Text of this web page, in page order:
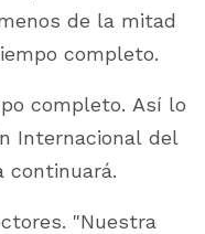
de la mitad
completo.
completo. Así lo
Internacional del
continuará.
"Nuestra